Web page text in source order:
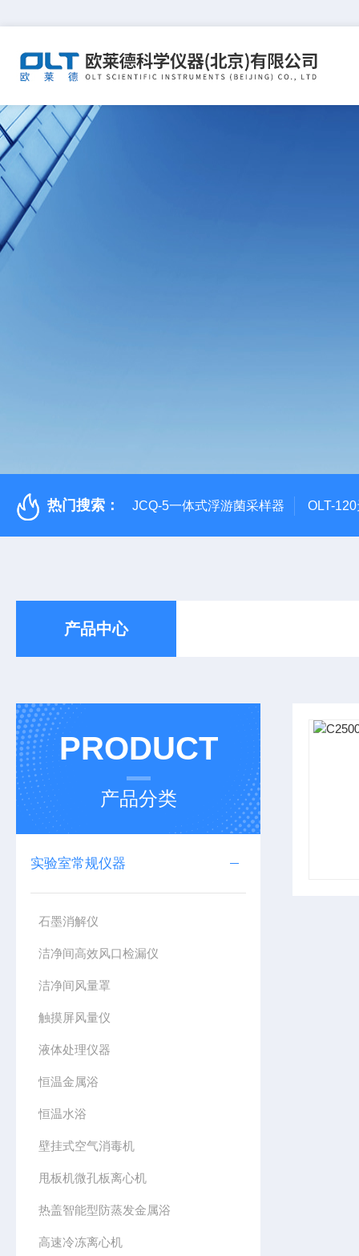
热门搜索： JCQ-5一体式浮游菌采样器 OLT-
产品中心
PRODUCT
产品分类
实验室常规仪器
石墨消解仪
洁净间高效风口检漏仪
洁净间风量罩
触摸屏风量仪
液体处理仪器
恒温金属浴
恒温水浴
壁挂式空气消毒机
甩板机微孔板离心机
热盖智能型防蒸发金属浴
高速冷冻离心机